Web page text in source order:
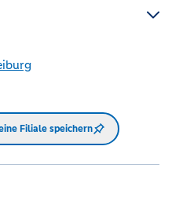
Filiale speichern